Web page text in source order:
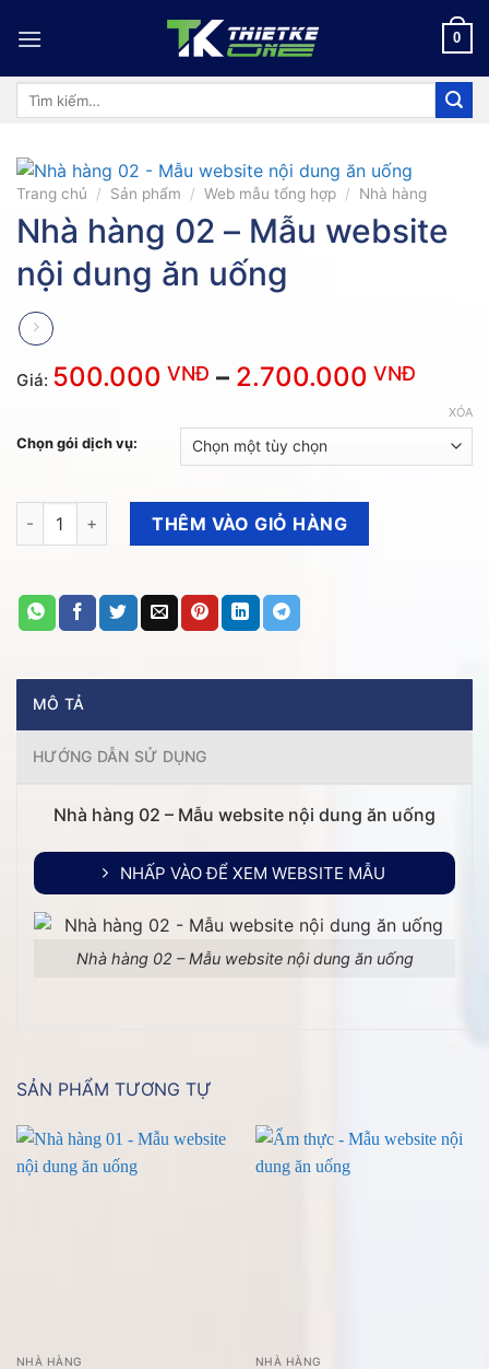
0
Tìm
Trang chủ / Sản phẩm / Web mẫu tổng hợp / Nhà hàng
Nhà hàng 02 – Mẫu website
nội dung ăn uống
Giá: 500.000 VNĐ – 2.700.000 VNĐ
giá:
từ
Chọn gói dịch vụ:
XÓA
Nhà hàng 02 - Mẫu website nội dung ăn uống số lượng
THÊM VÀO GIỎ HÀNG
MÔ TẢ
HƯỚNG DẪN SỬ DỤNG
Nhà hàng 02 – Mẫu website nội dung ăn uống
NHẤP VÀO ĐỂ XEM WEBSITE MẪU
Nhà hàng 02 – Mẫu website nội dung ăn uống
SẢN PHẨM TƯƠNG TỰ
NHÀ HÀNG NHÀ HÀNG